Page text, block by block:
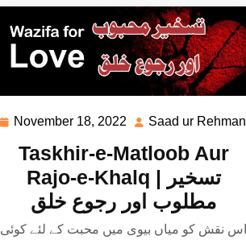
November 18, 2022 November
2022
Saad ur Rehman
Taskhir-e-Matloob Aur
Rajo-e-Khalq | تسخیر
مطلوب اور رجوع خلق
اس نقش کو میاں بیوی میں محبت کے لئے کوئی